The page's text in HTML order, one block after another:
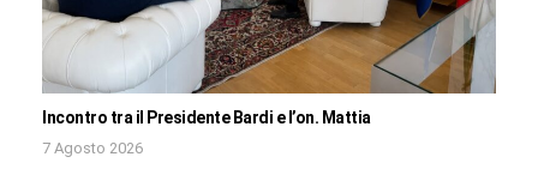
Incontro tra il Presidente Bardi e l’on. Mattia
7 Agosto 2026